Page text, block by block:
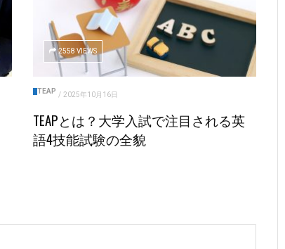
2558 VIEWS
TEAP / 2025年10月16日
TEAPとは？大学入試で注目される英
語4技能試験の全貌